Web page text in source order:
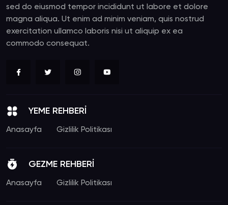
sed do eiusmod tempor incididunt ut labore et dolore
magna aliqua. Ut enim ad minim veniam, quis nostrud
exercitation ullamco laboris nisi ut aliquip ex ea
commodo consequat.
YEME REHBERİ
Anasayfa Gizlilik Politikası
GEZME REHBERİ
Anasayfa Gizlilik Politikası